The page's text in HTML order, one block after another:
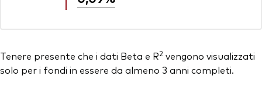
Tenere presente che i dati Beta e R2 vengono visualizzati
solo per i fondi in essere da almeno 3 anni completi.